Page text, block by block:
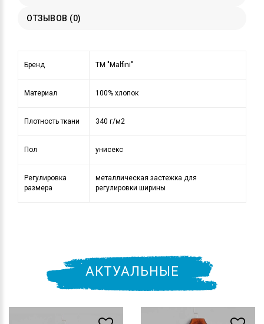
ОТЗЫВОВ (0)
Бренд ТМ "Malfini"
Материал 100% хлопок
Плотность ткани 340 г/м2
Пол унисекс
Регулировка
размера
металлическая застежка для
регулировки ширины
АКТУАЛЬНЫЕ